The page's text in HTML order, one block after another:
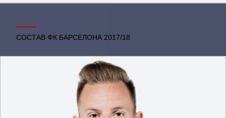
СОСТАВ ФК БАРСЕЛОНА 2017/18